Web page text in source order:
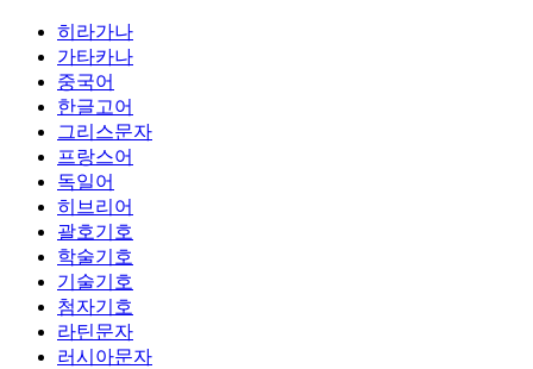
히라가나
가타카나
중국어
한글고어
그리스문자
프랑스어
독일어
히브리어
괄호기호
학술기호
기술기호
첨자기호
라틴문자
러시아문자